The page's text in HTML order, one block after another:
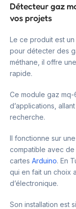
Détecteur gaz
vos projets
Le ce produit est
pour détecter des
méthane, il offre
rapide.
Ce module gaz
d’applications,
recherche.
Il fonctionne sur
compatible avec de
cartes Arduino. En
qui en fait un choix
d’électronique.
Son installation est